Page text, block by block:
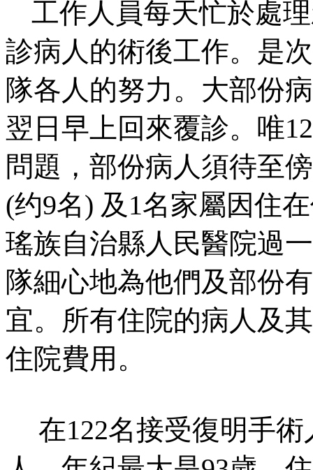
工作人員每天忙於處
診病人的術後工作。是
隊各人的努力。大部份
翌日早上回來覆診。唯12
問題，部份病人須待至
(约9名) 及 1名家屬因住
瑤族自治縣人民醫院過
隊細心地為他們及部份
宜。所有住院的病人及
住院費用。
在122名接受復明手